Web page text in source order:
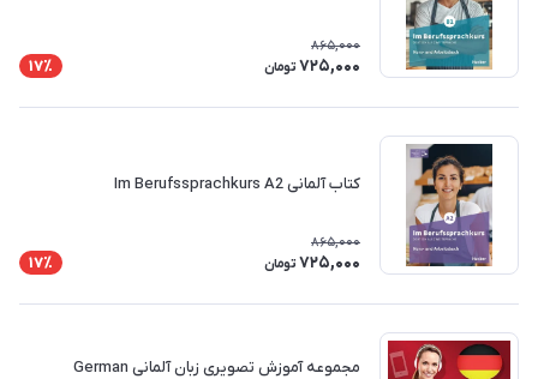
865,000
725,000 تومان 17٪
کتاب آلمانی Im Berufssprachkurs A2
865,000
725,000 تومان 17٪
مجموعه آموزش تصویری زبان آلمانی German